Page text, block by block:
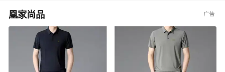
凰家尚品